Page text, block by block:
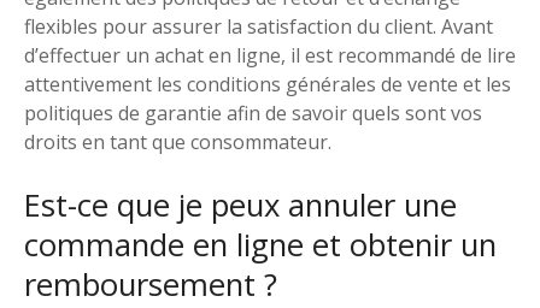
flexibles pour assurer la satisfaction du client. Avant
d’effectuer un achat en ligne, il est recommandé de lire
attentivement les conditions générales de vente et les
politiques de garantie afin de savoir quels sont vos
droits en tant que consommateur.
Est-ce que je peux annuler une
commande en ligne et obtenir un
remboursement ?